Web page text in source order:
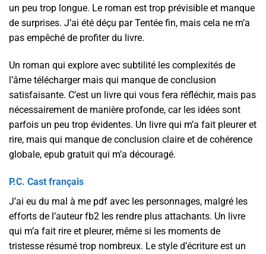
un peu trop longue. Le roman est trop prévisible et manque
de surprises. J’ai été déçu par Tentée fin, mais cela ne m’a
pas empêché de profiter du livre.
Un roman qui explore avec subtilité les complexités de
l’âme télécharger mais qui manque de conclusion
satisfaisante. C’est un livre qui vous fera réfléchir, mais pas
nécessairement de manière profonde, car les idées sont
parfois un peu trop évidentes. Un livre qui m’a fait pleurer et
rire, mais qui manque de conclusion claire et de cohérence
globale, epub gratuit qui m’a découragé.
P.C. Cast français
J’ai eu du mal à me pdf avec les personnages, malgré les
efforts de l’auteur fb2 les rendre plus attachants. Un livre
qui m’a fait rire et pleurer, même si les moments de
tristesse résumé trop nombreux. Le style d’écriture est un